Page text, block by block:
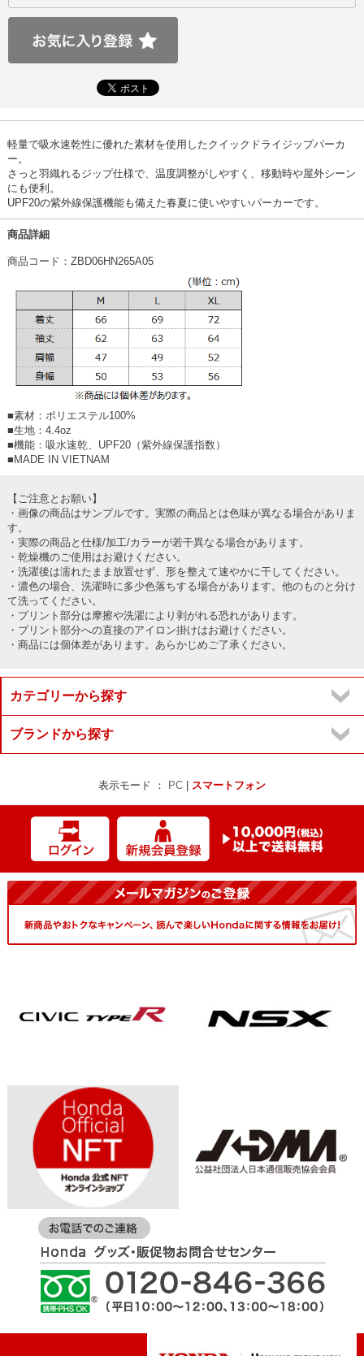
軽量で吸水速乾性に優れた素材を使用したクイックドライジップパーカ
ー。
さっと羽織れるジップ仕様で、温度調整がしやすく、移動時や屋外シーン
にも便利。
UPF20の紫外線保護機能も備えた春夏に使いやすいパーカーです。
商品詳細
商品コード：ZBD06HN265A05
■素材：ポリエステル100%
■生地：4.4oz
■機能：吸水速乾、UPF20（紫外線保護指数）
■MADE IN VIETNAM
【ご注意とお願い】
・画像の商品はサンプルです。実際の商品とは色味が異なる場合がありま
す。
・実際の商品と仕様/加工/カラーが若干異なる場合があります。
・乾燥機のご使用はお避けください。
・洗濯後は濡れたまま放置せず、形を整えて速やかに干してください。
・濃色の場合、洗濯時に多少色落ちする場合があります。他のものと分け
て洗ってください。
・プリント部分は摩擦や洗濯により剥がれる恐れがあります。
・プリント部分への直接のアイロン掛けはお避けください。
・商品には個体差があります。あらかじめご了承ください。
カテゴリーから探す
ブランドから探す
表示モード ： PC | スマートフォン